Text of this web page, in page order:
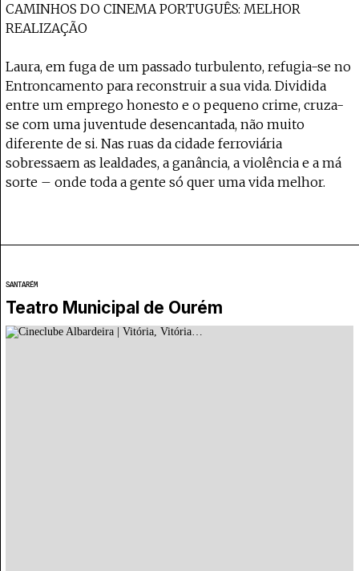
CAMINHOS DO CINEMA PORTUGUÊS: MELHOR
REALIZAÇÃO
Laura, em fuga de um passado turbulento, refugia-se no
Entroncamento para reconstruir a sua vida. Dividida
entre um emprego honesto e o pequeno crime, cruza-
se com uma juventude desencantada, não muito
diferente de si. Nas ruas da cidade ferroviária
sobressaem as lealdades, a ganância, a violência e a má
sorte – onde toda a gente só quer uma vida melhor.
SANTARÉM
Teatro Municipal de Ourém